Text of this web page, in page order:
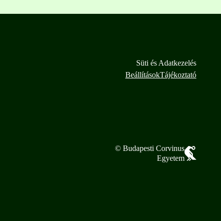
Süti és Adatkezelés
BeállításokTájékoztató
© Budapesti Corvinus
Egyetem